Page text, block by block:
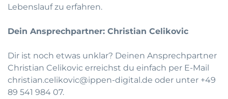
Lebenslauf zu erfahren.
Dein Ansprechpartner: Christian Celikovic
Dir ist noch etwas unklar? Deinen Ansprechpartner
Christian Celikovic erreichst du einfach per E-Mail
christian.celikovic@ippen-digital.de oder unter +49
89 541 984 07.